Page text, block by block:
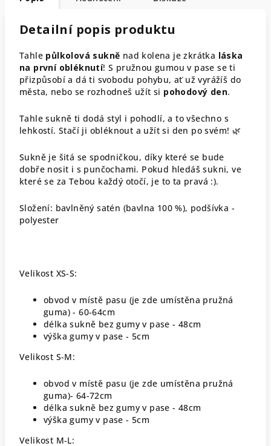
Detailní popis produktu
Tahle půlkolová sukně nad kolena je zkrátka láska
na první obléknutí! S pružnou gumou v pase se ti
přizpůsobí a dá ti svobodu pohybu, ať už vyrážíš do
města, nebo se rozhodneš užít si pohodový den.
Tahle sukně ti dodá styl i pohodlí, a to všechno s
lehkostí. Stačí ji obléknout a užít si den po svém! 🌿
Sukně je šitá se spodničkou, díky které se bude
dobře nosit i s punčochami. Pokud hledáš sukni, ve
které se za Tebou každý otočí, je to ta pravá :).
Složení: bavlněný satén (bavlna 100 %), podšívka -
polyester
Velikost XS-S:
obvod v místě pasu (je zde umístěna pružná
guma) - 60-64cm
délka sukně bez gumy v pase - 48cm
výška gumy v pase - 5cm
Velikost S-M:
obvod v místě pasu (je zde umístěna pružná
guma)- 64-72cm
délka sukně bez gumy v pase - 48cm
výška gumy v pase - 5cm
Velikost M-L: